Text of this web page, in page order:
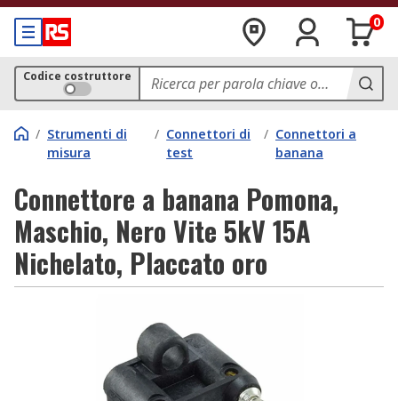
0
Codice costruttore
/ Strumenti di
misura
/ Connettori di
test
/ Connettori a
banana
Connettore a banana Pomona,
Maschio, Nero Vite 5kV 15A
Nichelato, Placcato oro